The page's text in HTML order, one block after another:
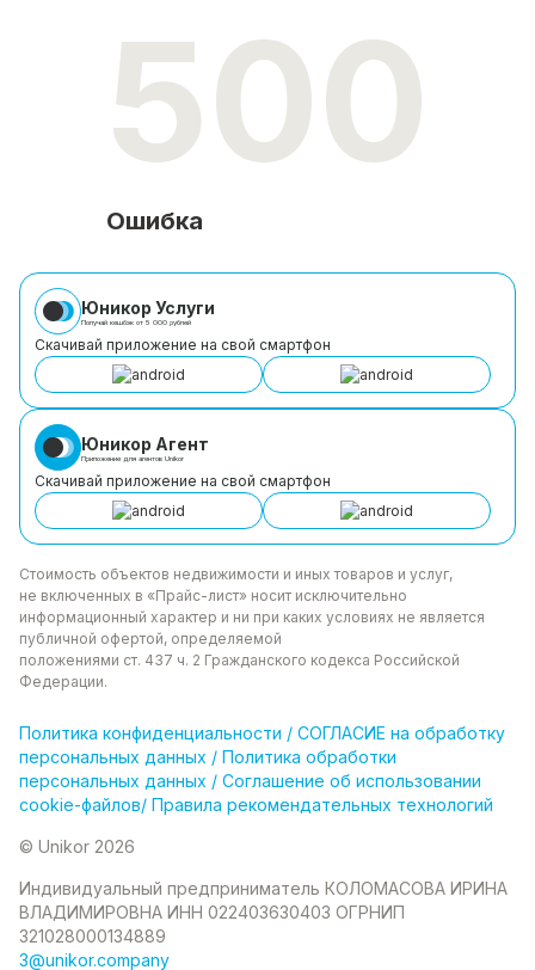
500
Ошибка
Юникор Услуги
Получай кешбэк от 5 000 рублей
Скачивай приложение на свой смартфон
Юникор Агент
Приложение для агентов Unikor
Скачивай приложение на свой смартфон
Стоимость объектов недвижимости и иных товаров и услуг,
не включенных в «Прайс-лист» носит исключительно
информационный характер и ни при каких условиях не является
публичной офертой, определяемой
положениями ст. 437 ч. 2 Гражданского кодекса Российской
Федерации.
Политика конфиденциальности / СОГЛАСИЕ на обработку
персональных данных / Политика обработки
персональных данных / Соглашение об использовании
cookie-файлов/ Правила рекомендательных технологий
© Unikor 2026
Индивидуальный предприниматель КОЛОМАСОВА ИРИНА
ВЛАДИМИРОВНА ИНН 022403630403 ОГРНИП
321028000134889
3@unikor.company